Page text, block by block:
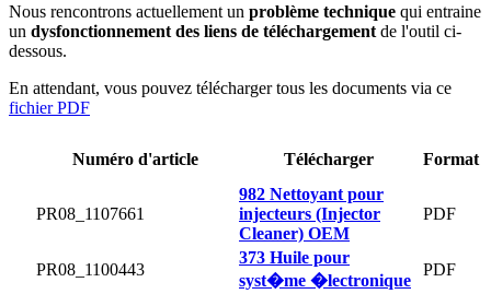
Nous rencontrons actuellement un problème technique qui entraine
un dysfonctionnement des liens de téléchargement de l'outil ci-
dessous.
En attendant, vous pouvez télécharger tous les documents via ce
fichier PDF
Numéro d'article Télécharger Format
PR08_1107661
982 Nettoyant pour
injecteurs (Injector
Cleaner) OEM
PDF
PR08_1100443
373 Huile pour
syst�me �lectronique
PDF